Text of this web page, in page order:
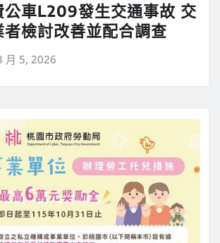
公車L209發生交通事故 交
檢討改善並配合調查
月 5, 2026